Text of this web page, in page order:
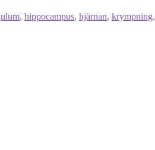
, hippocampus, hjärnan, krympning,